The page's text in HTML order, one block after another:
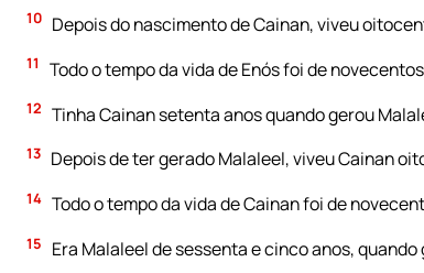
10 Depois do nascimento de Cainan, viveu
11 Todo o tempo da vida de Enós foi de
12 Tinha Cainan setenta anos quando gerou
13 Depois de ter gerado Malaleel, viveu Cainan
14 Todo o tempo da vida de Cainan foi de
15 Era Malaleel de sessenta e cinco anos, quando